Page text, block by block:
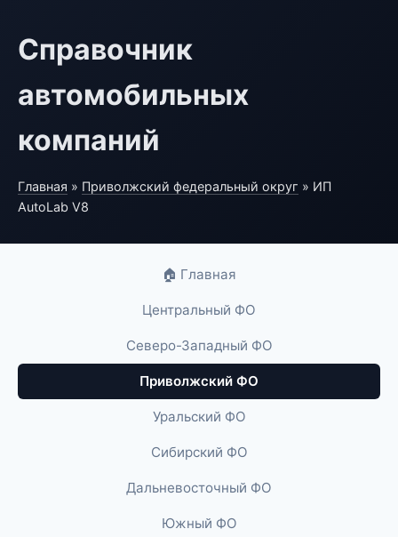
Справочник
автомобильных
компаний
Главная » Приволжский федеральный округ » ИП
AutoLab V8
🏠 Главная
Центральный ФО
Северо-Западный ФО
Приволжский ФО
Уральский ФО
Сибирский ФО
Дальневосточный ФО
Южный ФО